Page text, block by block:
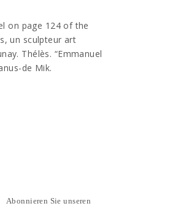
on page 124 of the
un sculpteur art
Thélès. “Emmanuel
de Mik.
Abonnieren Sie unseren